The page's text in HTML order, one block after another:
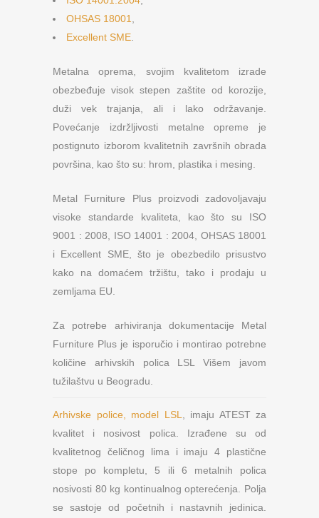
OHSAS 18001
Excellent SME
Metalna oprema, svojim kvalitetom izrade
obezbeđuje visok stepen zaštite od korozije,
duži vek trajanja, ali i lako održavanje.
Povećanje izdržljivosti metalne opreme je
postignuto izborom kvalitetnih završnih obrada
površina, kao što su: hrom, plastika i mesing.
Metal Furniture Plus proizvodi zadovoljavaju
visoke standarde kvaliteta, kao što su ISO
9001 : 2008, ISO 14001 : 2004, OHSAS 18001
i Excellent SME, što je obezbedilo prisustvo
kako na domaćem tržištu, tako i prodaju u
zemljama EU.
Za potrebe arhiviranja dokumentacije Metal
Furniture Plus je isporučio i montirao potrebne
količine arhivskih polica LSL Višem javom
tužilaštvu u Beogradu.
Arhivske police, model LSL
, imaju ATEST za
kvalitet i nosivost polica. Izrađene su od
kvalitetnog čeličnog lima i imaju 4 plastične
stope po kompletu, 5 ili 6 metalnih polica
nosivosti 80 kg kontinualnog opterećenja. Polja
se sastoje od početnih i nastavnih jedinica.